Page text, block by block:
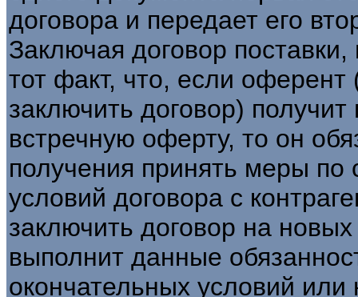
договора и передает его
Заключая договор
тот факт, что, если
заключить договор)
встречную оферту, то он
получения принять меры по
условий договора с
заключить договор на
выполнит данные
окончательных условий или